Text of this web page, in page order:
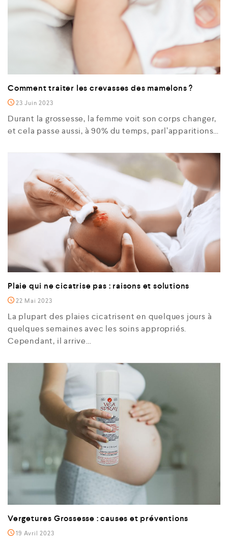
Comment traiter les crevasses des mamelons ?
23 Juin 2023
Durant la grossesse, la femme voit son corps changer,
et cela passe aussi, à 90% du temps, parl’apparitions…
Plaie qui ne cicatrise pas : raisons et solutions
22 Mai 2023
La plupart des plaies cicatrisent en quelques jours à
quelques semaines avec les soins appropriés.
Cependant, il arrive…
Vergetures Grossesse : causes et préventions
19 Avril 2023